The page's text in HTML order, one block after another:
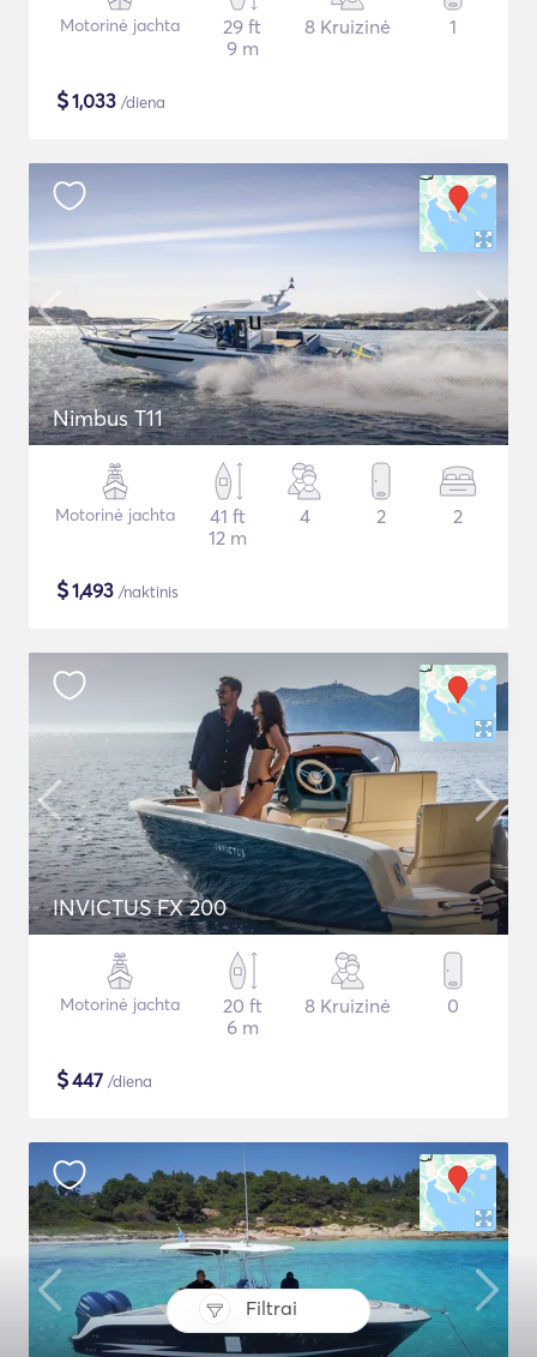
Filtrai
Motorinė jachta
29 ft
9 m
8 Kruizinė 1
$1,033 /diena
Nimbus T11
Motorinė jachta
41 ft
12 m
4 2 2
$1,493 /naktinis
INVICTUS FX 200
Motorinė jachta
20 ft
6 m
8 Kruizinė 0
$447 /diena